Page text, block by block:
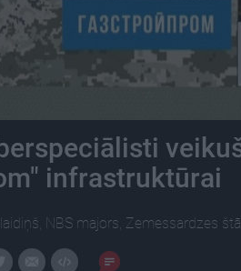
infrastruktūrai
NBS majors, Zemessardzes